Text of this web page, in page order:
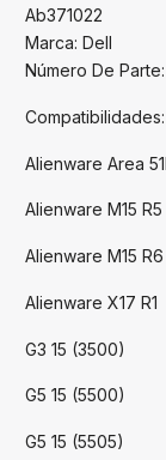
Ab371022
Marca: Dell
Número De
Compatibilidades:
Alienware Area
Alienware M15 R5
Alienware M15 R6
Alienware X17 R1
G3 15 (3500)
G5 15 (5500)
G5 15 (5505)